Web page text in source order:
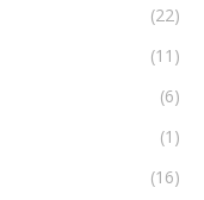
(22)
(11)
(6)
(1)
(16)